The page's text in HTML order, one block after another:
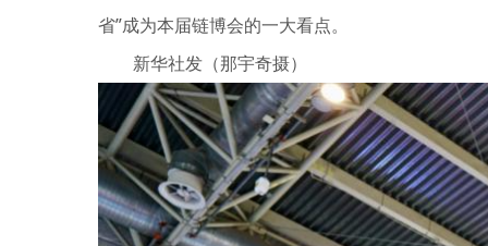
省”成为本届链博会的一大看点。
新华社发（那宇奇摄）